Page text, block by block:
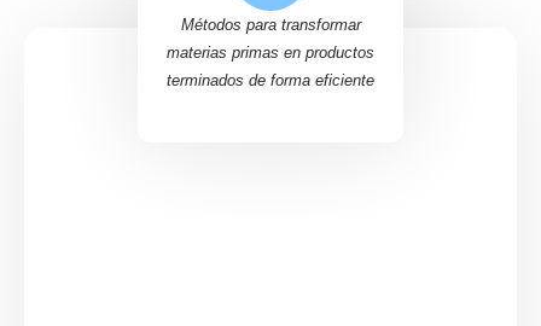
Métodos para transformar
materias primas en productos
terminados de forma eficiente